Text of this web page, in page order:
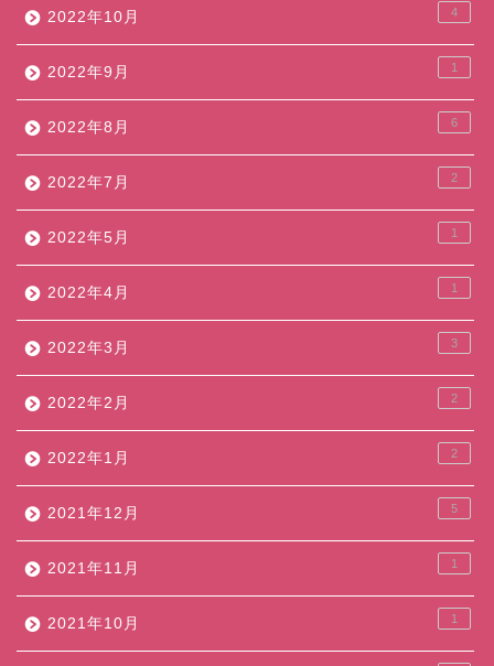
2022年10月 4
2022年9月 1
2022年8月 6
2022年7月 2
2022年5月 1
2022年4月 1
2022年3月 3
2022年2月 2
2022年1月 2
2021年12月 5
2021年11月 1
2021年10月 1